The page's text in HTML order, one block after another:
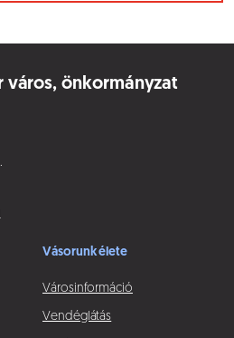
város, önkormányzat
Vásorunk élete
Városinformáció
Vendéglátás